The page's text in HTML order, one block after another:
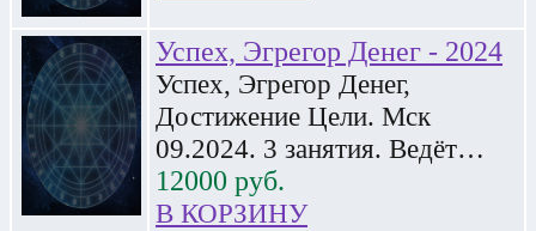
Успех, Эгрегор Денег - 2024
Успех, Эгрегор Денег,
Достижение Цели. Мск
09.2024. 3 занятия. Ведёт…
12000 руб.
В КОРЗИНУ